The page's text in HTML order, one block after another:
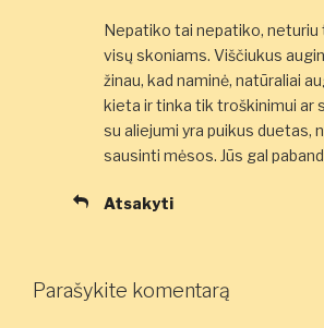
Nepatiko tai nepatiko,
visų skoniams. Viščiukus
žinau, kad naminė, natūraliai
kieta ir tinka tik troškinimui ar
su aliejumi yra puikus duetas,
sausinti mėsos. Jūs gal
Atsakyti
Parašykite komentarą